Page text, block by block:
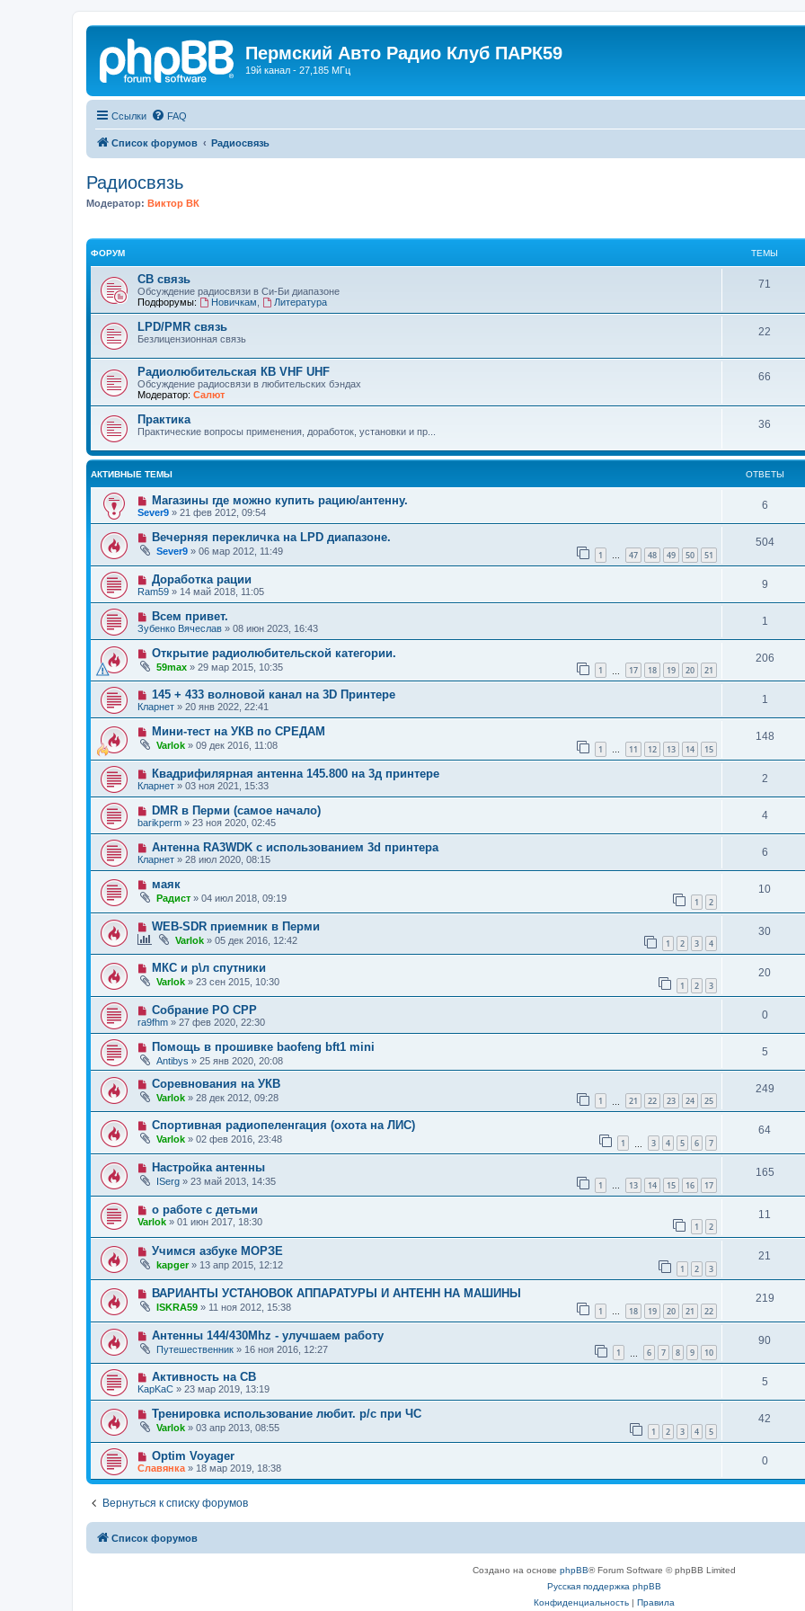
Пермский Авто Радио Клуб ПАРК59
19й канал - 27,185 МГц
Ссылки FAQ
Список форумов Радиосвязь
Радиосвязь
Модератор: Виктор ВК
ФОРУМ ТЕМЫ
СВ связь
Обсуждение радиосвязи в Си-Би диапазоне
Подфорумы:
Новичкам Литература
71
LPD/PMR связь
Безлицензионная связь
22
Радиолюбительская КВ VHF UHF
Обсуждение радиосвязи в любительских бэндах
Модератор: Салют
66
Практика
Практические вопросы применения, доработок, установки и пр...
36
АКТИВНЫЕ ТЕМЫ ОТВЕТЫ
Магазины где можно купить рацию/антенну.
Sever9 » 21 фев 2012, 09:54
6
Вечерняя перекличка на LPD диапазоне.
Sever9 » 06 мар 2012, 11:49 1 … 47 48 49 50 51
504
Доработка рации
Ram59 » 14 май 2018, 11:05
9
Всем привет.
Зубенко Вячеслав » 08 июн 2023, 16:43
1
Открытие радиолюбительской категории.
59max » 29 мар 2015, 10:35 1 17 18 19 20 21
206
145 + 433 волновой канал на 3D Принтере
Кларнет » 20 янв 2022, 22:41
1
Мини-тест на УКВ по СРЕДАМ
Varlok » 09 дек 2016, 11:08 1 … 11 12 13 14 15
148
Квадрифилярная антенна 145.800 на 3д принтере
Кларнет » 03 ноя 2021, 15:33
2
DMR в Перми (самое начало)
barikperm » 23 ноя 2020, 02:45
4
Антенна RA3WDK с использованием 3d принтера
Кларнет » 28 июл 2020, 08:15
6
маяк
Радист » 04 июл 2018, 09:19 1 2
10
WEB-SDR приемник в Перми
Varlok » 05 дек 2016, 12:42 1 2 3 4
30
МКС и р\л спутники
Varlok » 23 сен 2015, 10:30 1 2 3
20
Собрание РО СРР
ra9fhm » 27 фев 2020, 22:30
0
Помощь в прошивке baofeng bft1 mini
Antibys » 25 янв 2020, 20:08
5
Соревнования на УКВ
Varlok » 28 дек 2012, 09:28 1 21 22 23 24 25
249
Спортивная радиопеленгация (охота на ЛИС)
Varlok » 02 фев 2016, 23:48 1 3 4 5 6 7
64
Настройка антенны
ISerg » 23 май 2013, 14:35 1 … 13 14 15 16 17
165
о работе с детьми
Varlok » 01 июн 2017, 18:30 1 2
11
Учимся азбуке МОРЗЕ
kapger» 13 апр 2015, 12:12 1 2 3
21
ВАРИАНТЫ УСТАНОВОК АППАРАТУРЫ И АНТЕНН НА МАШИНЫ
ISKRA59 » 11 ноя 2012, 15:38 1 … 18 19 20 21 22
219
Антенны 144/430Mhz - улучшаем работу
Путешественник » 16 ноя 2016, 12:27 1 6 7 8 9 10
90
Активность на СВ
KapKaC » 23 мар 2019, 13:19
5
Тренировка использование любит. р/с при ЧС
Varlok » 03 апр 2013, 08:55 1 2 3 4 5
42
Optim Voyager
Славянка » 18 мар 2019, 18:38
0
Вернуться к списку форумов
Список форумов
Создано на основе phpBB® Forum Software © phpBB Limited
Русская поддержка phpBB
Конфиденциальность| Правила